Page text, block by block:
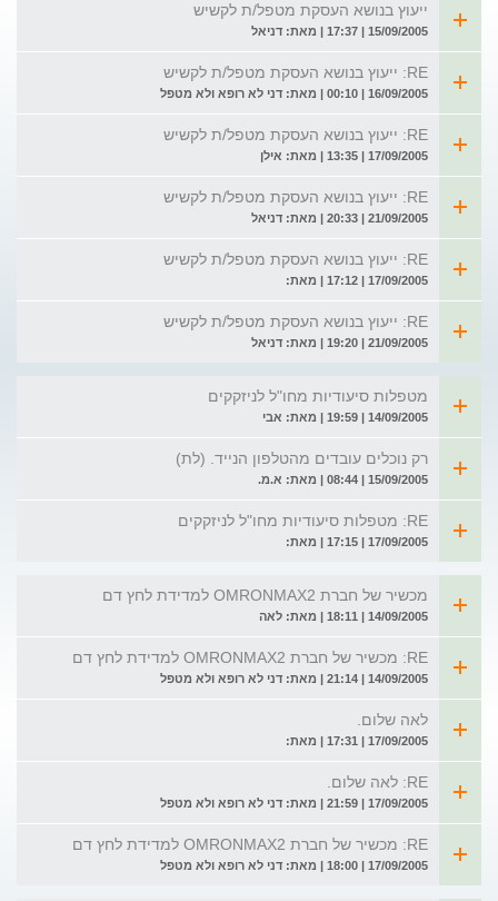
ייעוץ בנושא העסקת מטפל/ת לקשיש
15/09/2005 | 17:37 | מאת: דניאל
RE: ייעוץ בנושא העסקת מטפל/ת לקשיש
16/09/2005 | 00:10 | מאת: דני לא רופא ולא מטפל
RE: ייעוץ בנושא העסקת מטפל/ת לקשיש
17/09/2005 | 13:35 | מאת: אילן
RE: ייעוץ בנושא העסקת מטפל/ת לקשיש
21/09/2005 | 20:33 | מאת: דניאל
RE: ייעוץ בנושא העסקת מטפל/ת לקשיש
17/09/2005 | 17:12 | מאת:
RE: ייעוץ בנושא העסקת מטפל/ת לקשיש
21/09/2005 | 19:20 | מאת: דניאל
מטפלות סיעודיות מחו"ל לניזקקים
14/09/2005 | 19:59 | מאת: אבי
רק נוכלים עובדים מהטלפון הנייד. (לת)
15/09/2005 | 08:44 | מאת: א.מ.
RE: מטפלות סיעודיות מחו"ל לניזקקים
17/09/2005 | 17:15 | מאת:
מכשיר של חברת OMRONMAX2 למדידת לחץ דם
14/09/2005 | 18:11 | מאת: לאה
RE: מכשיר של חברת OMRONMAX2 למדידת לחץ דם
14/09/2005 | 21:14 | מאת: דני לא רופא ולא מטפל
לאה שלום.
17/09/2005 | 17:31 | מאת:
RE: לאה שלום.
17/09/2005 | 21:59 | מאת: דני לא רופא ולא מטפל
RE: מכשיר של חברת OMRONMAX2 למדידת לחץ דם
17/09/2005 | 18:00 | מאת: דני לא רופא ולא מטפל